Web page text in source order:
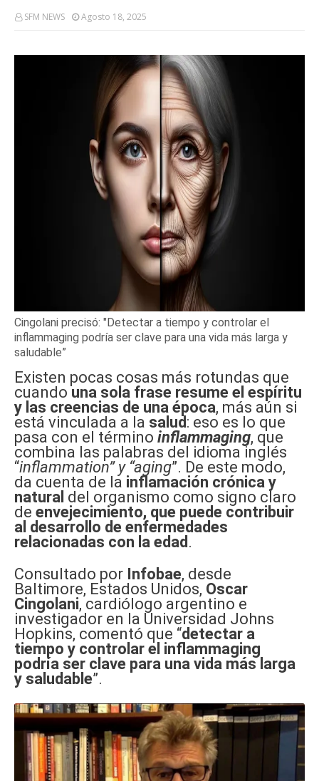
SFM NEWS Agosto 18, 2025
Cingolani precisó: "Detectar a tiempo y controlar el
inflammaging podría ser clave para una vida más larga y
saludable”
Existen pocas cosas más rotundas que
cuandouna sola frase resume el espíritu
y las creencias de una época, más aún si
está vinculada a la salud: eso es lo que
pasa con el término inflammaging, que
combina las palabras del idioma inglés
“inflammation” y “aging”. De este modo,
da cuenta de la inflamación crónica y
natural del organismo como signo claro
de envejecimiento, que puede contribuir
al desarrollo de enfermedades
relacionadas con la edad .
Consultado por Infobae, desde
Baltimore, Estados Unidos, Oscar
Cingolani, cardiólogo argentino e
investigador en la Universidad Johns
Hopkins, comentó que “detectar a
tiempo y controlar el inflammaging
podría ser clave para una vida más larga
y saludable”.